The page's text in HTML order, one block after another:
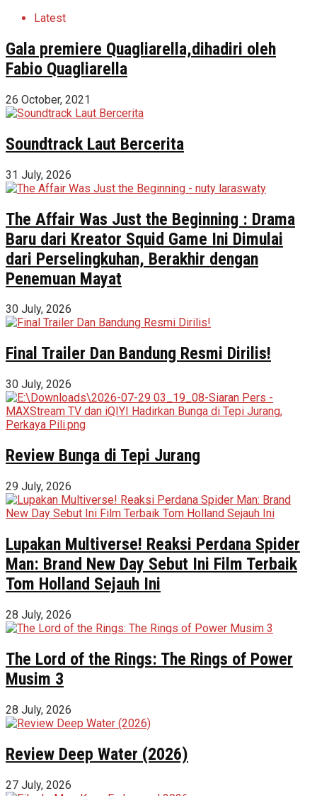
Latest
Gala premiere Quagliarella,dihadiri oleh
Fabio Quagliarella
26 October, 2021
Soundtrack Laut Bercerita
31 July, 2026
The Affair Was Just the Beginning : Drama
Baru dari Kreator Squid Game Ini Dimulai
dari Perselingkuhan, Berakhir dengan
Penemuan Mayat
30 July, 2026
Final Trailer Dan Bandung Resmi Dirilis!
30 July, 2026
Review Bunga di Tepi Jurang
29 July, 2026
Lupakan Multiverse! Reaksi Perdana Spider
Man: Brand New Day Sebut Ini Film Terbaik
Tom Holland Sejauh Ini
28 July, 2026
The Lord of the Rings: The Rings of Power
Musim 3
28 July, 2026
Review Deep Water (2026)
27 July, 2026